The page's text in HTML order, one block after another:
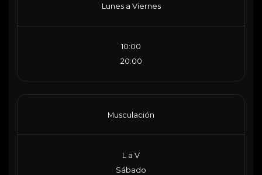
Lunes a Viernes
10:00
20:00
Musculación
L a V
Sábado